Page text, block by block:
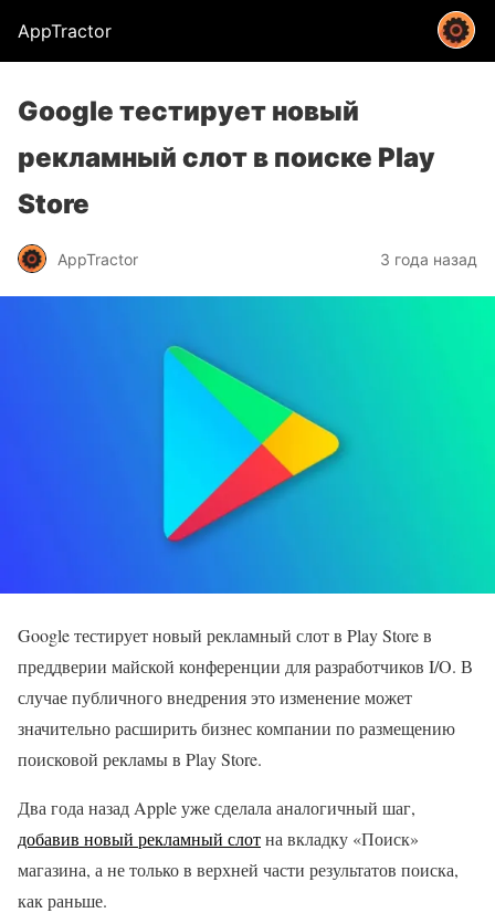
AppTractor
Google тестирует новый
рекламный слот в поиске Play
Store
AppTractor 3 года назад
Google тестирует новый рекламный слот в Play Store в
преддверии майской конференции для разработчиков I/O. В
случае публичного внедрения это изменение может
значительно расширить бизнес компании по размещению
поисковой рекламы в Play Store.
Два года назад Apple уже сделала аналогичный шаг,
добавив новый рекламный слотна вкладку «Поиск»
магазина, а не только в верхней части результатов поиска,
как раньше.